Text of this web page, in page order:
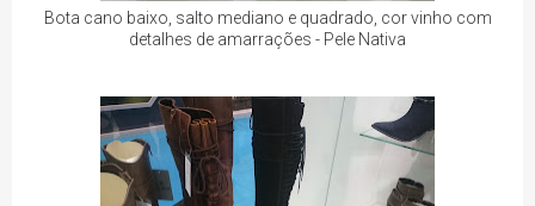
Bota cano baixo, salto mediano e quadrado, cor vinho com
detalhes de amarrações - Pele Nativa